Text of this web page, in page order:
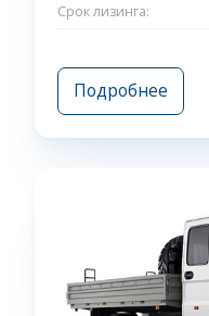
Срок лизинга:
Подробнее